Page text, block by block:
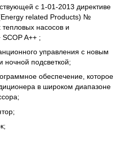
c 1-01-2013 директиве
related Products) №
насосов и
A++ ;
управления с новым
ночной подсветкой;
обеспечение, которое
в широком диапазоне